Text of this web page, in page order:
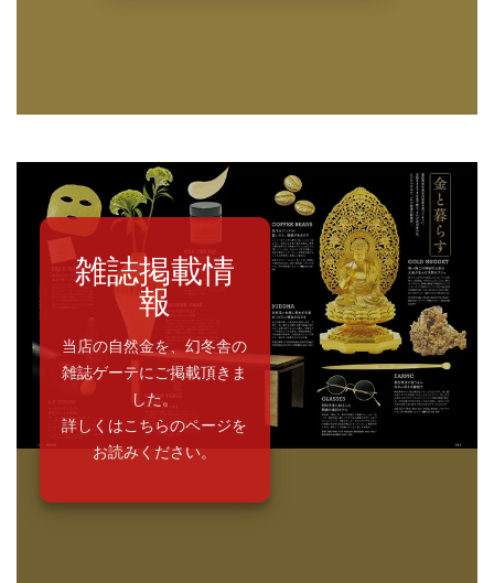
雑誌掲載情
報
当店の自然金を、幻冬舎の
雑誌ゲーテにご掲載頂きま
した。
詳しくはこちらのページを
お読みください。